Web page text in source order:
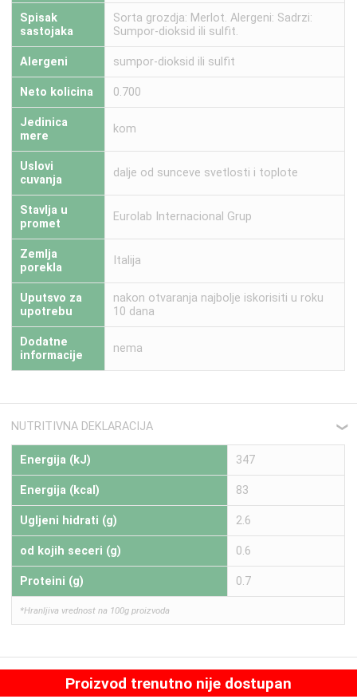
Spisak
sastojaka
Sorta grozdja: Merlot. Alergeni: Sadrzi:
Sumpor-dioksid ili sulfit.
Alergeni sumpor-dioksid ili sulfit
Neto kolicina 0.700
Jedinica
mere
kom
Uslovi
cuvanja
dalje od sunceve svetlosti i toplote
Stavlja u
promet
Eurolab Internacional Grup
Zemlja
porekla
Italija
Uputsvo za
upotrebu
nakon otvaranja najbolje iskorisiti u roku
10 dana
Dodatne
informacije
nema
NUTRITIVNA DEKLARACIJA ❮
Energija (kJ) 347
Energija (kcal) 83
Ugljeni hidrati (g) 2.6
od kojih seceri (g) 0.6
Proteini (g) 0.7
*Hranljiva vrednost na 100g proizvoda
Proizvod trenutno nije dostupan